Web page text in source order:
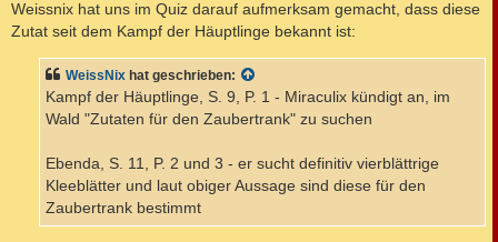
Weissnix hat uns im Quiz darauf aufmerksam gemacht, dass diese
Zutat seit dem Kampf der Häuptlinge bekannt ist:
WeissNix hat geschrieben:
Kampf der Häuptlinge, S. 9, P. 1 - Miraculix kündigt an, im
Wald "Zutaten für den Zaubertrank" zu suchen
Ebenda, S. 11, P. 2 und 3 - er sucht definitiv vierblättrige
Kleeblätter und laut obiger Aussage sind diese für den
Zaubertrank bestimmt